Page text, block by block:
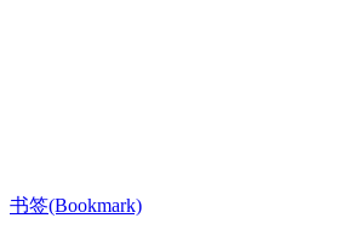
书签(Bookmark)